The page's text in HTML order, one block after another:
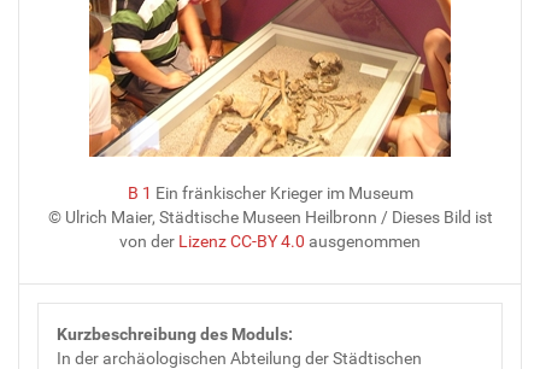
B 1 Ein fränkischer Krieger im Museum
© Ulrich Maier, Städtische Museen Heilbronn / Dieses Bild ist
von der Lizenz CC-BY 4.0 ausgenommen
Kurzbeschreibung des Moduls:
In der archäologischen Abteilung der Städtischen